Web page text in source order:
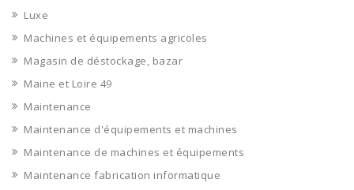
Luxe
Machines et équipements agricoles
Magasin de déstockage, bazar
Maine et Loire 49
Maintenance
Maintenance d'équipements et machines
Maintenance de machines et équipements
Maintenance fabrication informatique